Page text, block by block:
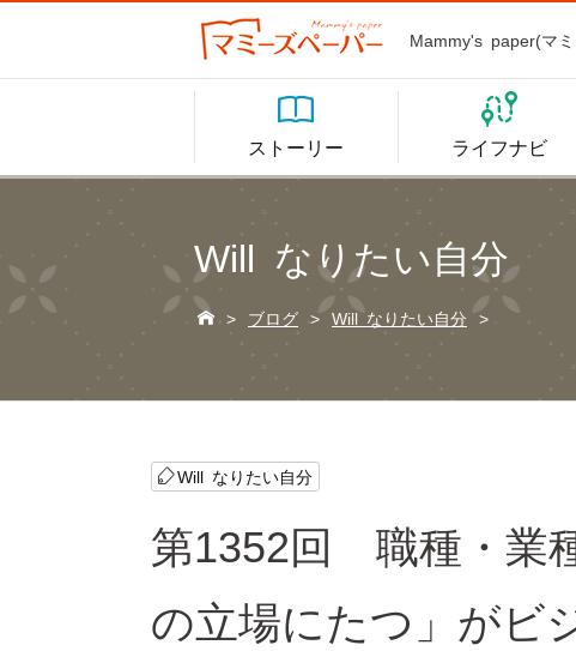
Mammy's paper(マミ

ストーリー

ライフナビ
Will なりたい自分
 > ブログ > Will なりたい自分 >
Will なりたい自分
第1352回 職種・業
の立場にたつ」がビ